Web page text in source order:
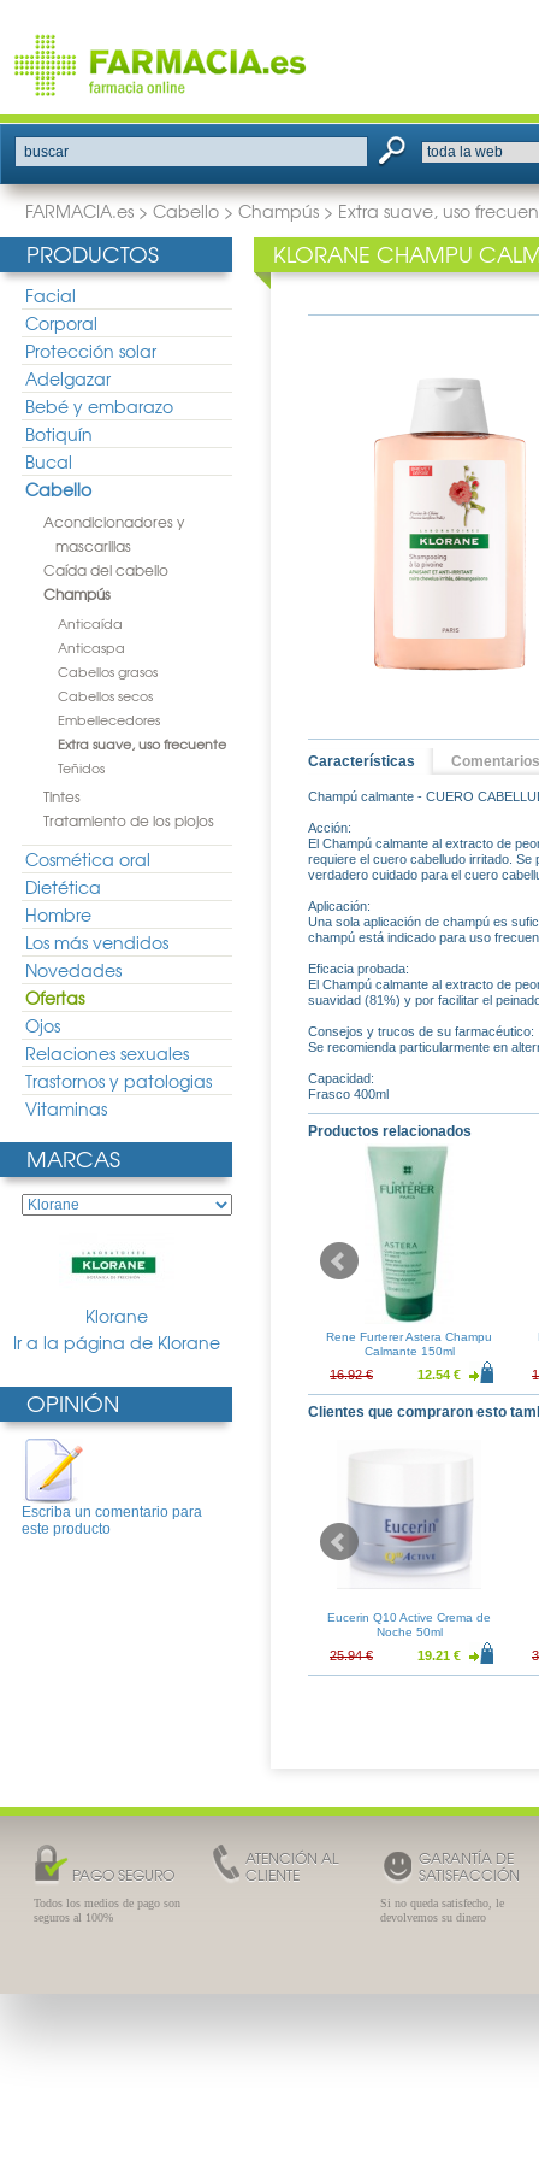
buscar
FARMACIA.es > Cabello > Champús > Extra suave, uso
PRODUCTOS
Facial
Corporal
Protección solar
Adelgazar
Bebé y embarazo
Botiquín
Bucal
Cabello
Acondicionadores y
mascarillas
Caída del cabello
Champús
Anticaída
Anticaspa
Cabellos grasos
Cabellos secos
Embellecedores
Extra suave, uso frecuente
Teñidos
Tintes
Tratamiento de los piojos
Cosmética oral
Dietética
Hombre
Los más vendidos
Novedades
Ofertas
Ojos
Relaciones sexuales
Trastornos y patologias
Vitaminas
MARCAS
Klorane
Ir a la página de Klorane
OPINIÓN
Escriba un comentario para
este producto
KLORANE CHAMPU
Características Comentarios
Champú calmante - CUERO
Acción:
El Champú calmante al extracto de
requiere el cuero cabelludo irritado.
verdadero cuidado para el cuero
Aplicación:
Una sola aplicación de champú es
champú está indicado para uso
Eficacia probada:
El Champú calmante al extracto de
suavidad (81%) y por facilitar el
Consejos y trucos de su farmacéutico:
Se recomienda particularmente en
Capacidad:
Frasco 400ml
Productos relacionados
Cera de
400ml
Klorane Champu Leche de
Papiro 200ml
Rene Furterer Astera Champu
Calmante 150ml
16.92 € 12.54 €
Clientes que compraron esto
Eucerin Q10 Active Crema de
Noche 50ml
25.94 € 19.21 €
PAGO SEGURO
Todos los medios de pago son
seguros al 100%
ATENCIÓN AL
CLIENTE
GARANTÍA DE
SATISFACCIÓN
Si no queda satisfecho, le
devolvemos su dinero